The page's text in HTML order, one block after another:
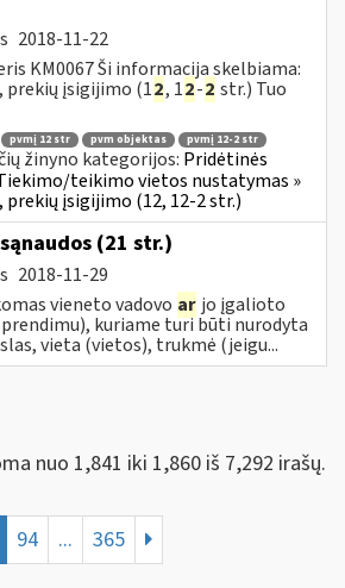
2018-11-22
KM0067 Ši informacija skelbiama:
prekių įsigijimo (12, 12-2 str.) Tuo
pvmį 12 str pvm objektas
pvmį 12-2 str
žinyno kategorijos: Pridėtinės
teikimo vietos nustatymas »
įsigijimo (12, 12-2 str.)
(21 str.)
2018-11-29
vieneto vadovo ar jo įgalioto
kuriame turi būti nurodyta
vieta (vietos), trukmė (jeigu...
nuo 1,841 iki 1,860 iš 7,292 irašų.
94 ... 365